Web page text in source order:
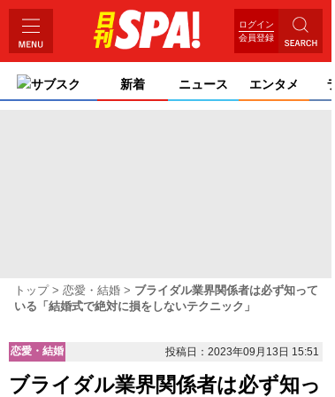
ログイン
会員登録
サブスク 新着 ニュース エンタメ
トップ 恋愛・結婚
ブライダル業界関係者は必ず知って
いる「結婚式で絶対に損をしないテクニック」
恋愛・結婚 投稿日：2023年09月13日 15:51
ブライダル業界関係者は必ず知っ